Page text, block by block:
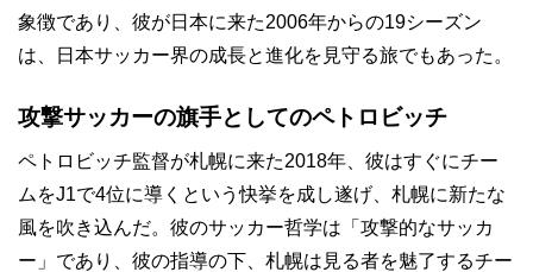
象徴であり、彼が日本に来た2006年からの19シーズン
は、日本サッカー界の成長と進化を見守る旅でもあった。
攻撃サッカーの旗手としてのペトロビッチ
ペトロビッチ監督が札幌に来た2018年、彼はすぐにチー
ムをJ1で4位に導くという快挙を成し遂げ、札幌に新たな
風を吹き込んだ。彼のサッカー哲学は「攻撃的なサッカ
ー」であり、彼の指導の下、札幌は見る者を魅了するチー